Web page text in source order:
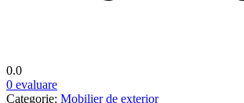
0.0
0 evaluare
Categorie: Mobilier de exterior